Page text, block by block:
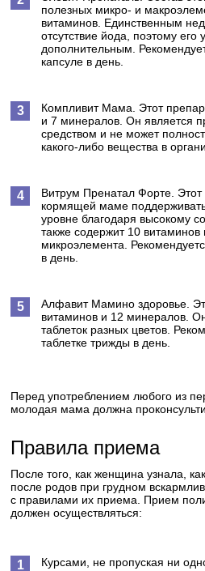
полезных микро- и
витаминов. Единственным
отсутствие йода, поэтому
дополнительным.
капсуле в день.
Компливит Мама. Этот
и 7 минералов. Он является
средством и не может
какого-либо вещества в
Витрум Пренатал Форте. Этот
кормящей маме
уровне благодаря высокому
также содержит 10
микроэлемента.
в день.
Алфавит Мамино здоровье.
витаминов и 12 минералов.
таблеток разных цветов.
таблетке трижды в день.
Перед употреблением любого из
молодая мама должна
Правила приема
После того, как женщина узнала,
после родов при грудном
с правилами их приема. Прием
должен осуществляться:
Курсами, не пропуская ни